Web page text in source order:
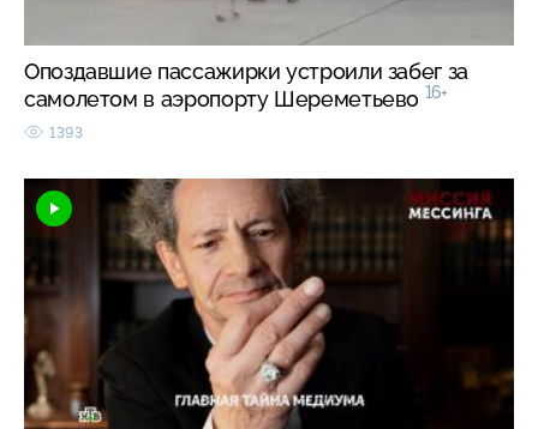
Опоздавшие пассажирки устроили забег за
самолетом в аэропорту Шереметьево 16+
1393